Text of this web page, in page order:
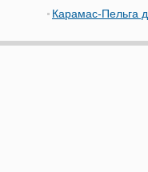
Карамас-Пельга д.